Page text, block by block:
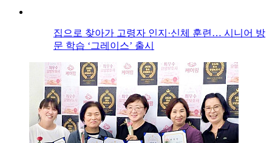
집으로 찾아가 고령자 인지·신체 훈련… 시니어 방
문 학습 ‘그레이스’ 출시